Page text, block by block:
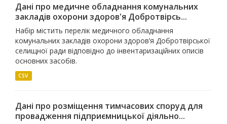
Дані про медичне обладнання комунальних
закладів охорони здоров'я Добротвірсь...
Набір містить перелік медичного обладнання
комунальних закладів охорони здоров’я Добротвірської
селищної ради відповідно до інвентаризаційних описів
основних засобів.
CSV
Дані про розміщення тимчасових споруд для
провадження підприємницької діяльно...